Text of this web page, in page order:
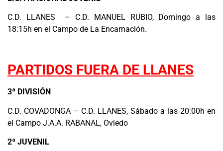
C.D. LLANES – C.D. MANUEL RUBIO, Domingo a las
18:15h en el Campo de La Encarnación.
PARTIDOS FUERA DE LLANES
3ª DIVISIÓN
C.D. COVADONGA – C.D. LLANES, Sábado a las 20:00h en
el Campo J.A.A. RABANAL, Oviedo
2ª JUVENIL